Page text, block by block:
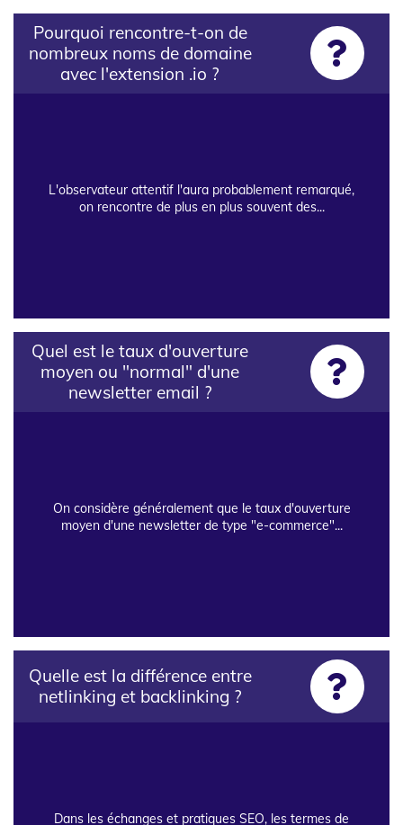
Pourquoi rencontre-t-on de
nombreux noms de domaine
avec l'extension .io ?
L'observateur attentif l'aura probablement remarqué,
on rencontre de plus en plus souvent des...
Quel est le taux d'ouverture
moyen ou "normal" d'une
newsletter email ?
On considère généralement que le taux d'ouverture
moyen d'une newsletter de type "e-commerce"...
Quelle est la différence entre
netlinking et backlinking ?
Dans les échanges et pratiques SEO, les termes de